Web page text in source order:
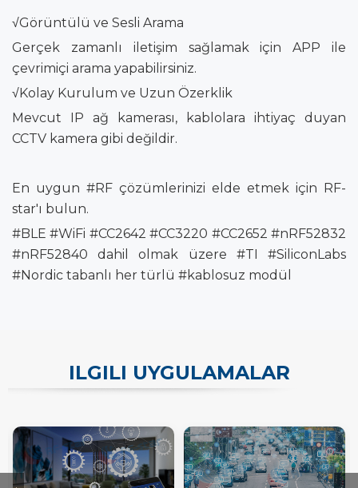
√Görüntülü ve Sesli Arama
Gerçek zamanlı iletişim sağlamak için APP ile
çevrimiçi arama yapabilirsiniz.
√Kolay Kurulum ve Uzun Özerklik
Mevcut IP ağ kamerası, kablolara ihtiyaç duyan
CCTV kamera gibi değildir.
En uygun #RF çözümlerinizi elde etmek için RF-
star'ı bulun.
#BLE #WiFi #CC2642 #CC3220 #CC2652 #nRF52832
#nRF52840 dahil olmak üzere #TI #SiliconLabs
#Nordic tabanlı her türlü #kablosuz modül
ILGILI UYGULAMALAR